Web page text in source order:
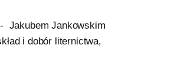
Jakubem Jankowskim
i dobór liternictwa,